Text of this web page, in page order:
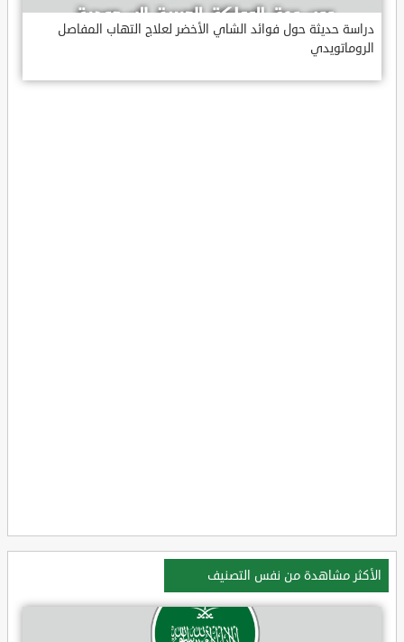
دراسة حديثة حول فوائد الشاي الأخضر لعلاج التهاب المفاصل
الروماتويدي
الأكثر مشاهدة من نفس التصنيف